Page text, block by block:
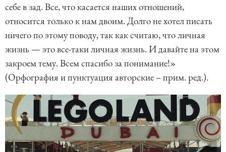
себе в зад. Все, что касается наших отношений,
относится только к нам двоим. Долго не хотел писать
ничего по этому поводу, так как считаю, что личная
жизнь — это все-таки личная жизнь. И давайте на этом
закроем тему. Всем спасибо за понимание!»
(Орфография и пунктуация авторские – прим. ред.).